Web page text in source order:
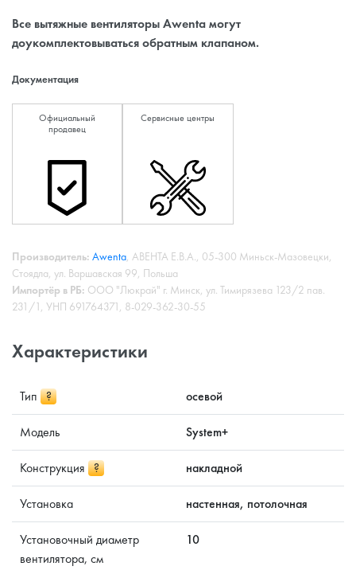
Все вытяжные вентиляторы Awenta могут
доукомплектовываться обратным клапаном.
Документация
Официальный
продавец
Сервисные центры
Производитель: Awenta , АВЕНТА Е.В.А., 05-300 Миньск-Мазовецки,
Стоядла, ул. Варшавская 99, Польша
Импортёр в РБ: ООО "Люкрай" г. Минск, ул. Тимирязева 123/2 пав.
231/1, УНП 691764371, 8-029-362-30-55
Характеристики
Тип ? осевой
Модель System+
Конструкция ? накладной
Установка настенная, потолочная
Установочный диаметр
вентилятора, см
10